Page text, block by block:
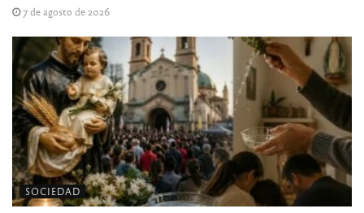
7 de agosto de 2026
SOCIEDAD